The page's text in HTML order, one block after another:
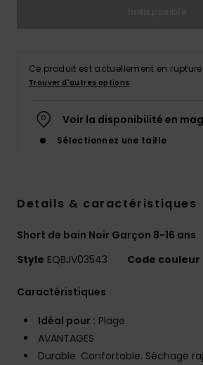
Ce produit est actuellement en
Trouver d'autres options
Voir la disponibilité en
Sélectionnez une taille
Details & caractéristiques
Short de bain Noir Garçon 8-16 ans
Style EQBJV03543 Code couleur
Caractéristiques
Idéal pour : Plage
AVANTAGES
Durable. Confortable. Séchage